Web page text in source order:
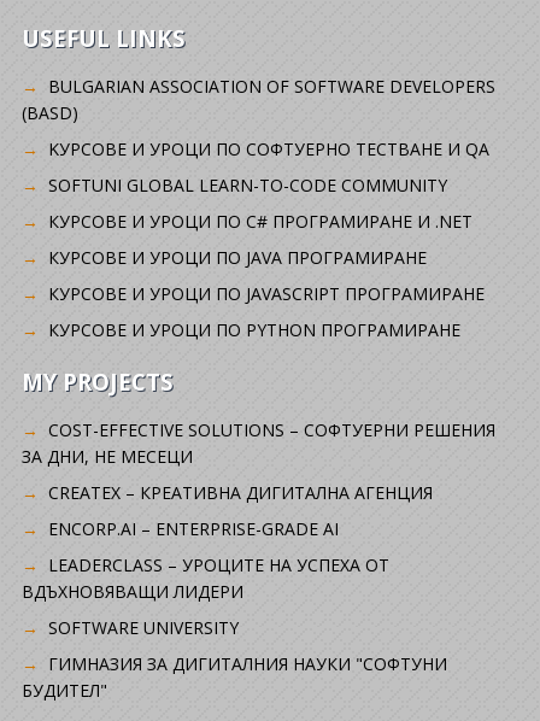
USEFUL LINKS
BULGARIAN ASSOCIATION OF SOFTWARE DEVELOPERS
(BASD)
KУРСОВЕ И УРОЦИ ПО СОФТУЕРНО ТЕСТВАНЕ И QA
SOFTUNI GLOBAL LEARN-TO-CODE COMMUNITY
КУРСОВЕ И УРОЦИ ПО C# ПРОГРАМИРАНЕ И .NET
КУРСОВЕ И УРОЦИ ПО JAVA ПРОГРАМИРАНЕ
КУРСОВЕ И УРОЦИ ПО JAVASCRIPT ПРОГРАМИРАНЕ
КУРСОВЕ И УРОЦИ ПО PYTHON ПРОГРАМИРАНЕ
MY PROJECTS
COST-EFFECTIVE SOLUTIONS – СОФТУЕРНИ РЕШЕНИЯ
ЗА ДНИ, НЕ МЕСЕЦИ
CREATEX – КРЕАТИВНА ДИГИТАЛНА АГЕНЦИЯ
ENCORP.AI – ENTERPRISE-GRADE AI
LEADERCLASS – УРОЦИТЕ НА УСПЕХА ОТ
ВДЪХНОВЯВАЩИ ЛИДЕРИ
SOFTWARE UNIVERSITY
ГИМНАЗИЯ ЗА ДИГИТАЛНИЯ НАУКИ "СОФТУНИ
БУДИТЕЛ"